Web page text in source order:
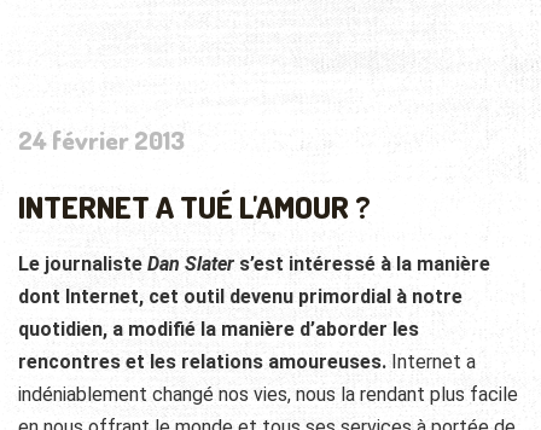
24 février 2013
INTERNET A TUÉ L'AMOUR ?
Le journaliste Dan Slater s’est intéressé à la manière
dont Internet, cet outil devenu primordial à notre
quotidien, a modifié la manière d’aborder les
rencontres et les relations amoureuses. Internet a
indéniablement changé nos vies, nous la rendant plus facile